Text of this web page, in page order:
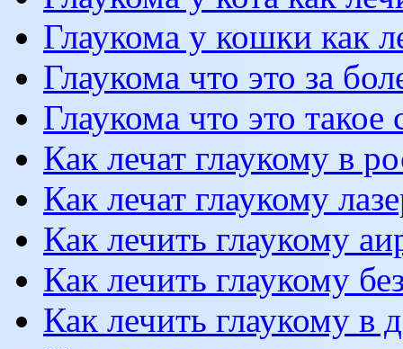
Глаукома у кошки как
Глаукома что это за
Глаукома что это
Как лечат глаукому в
Как лечат глаукому
Как лечить глаукому
Как лечить глаукому
Как лечить глаукому в